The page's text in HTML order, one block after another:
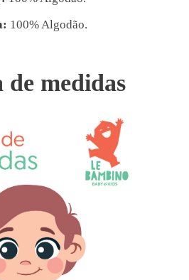
100% Algodão.
de medidas